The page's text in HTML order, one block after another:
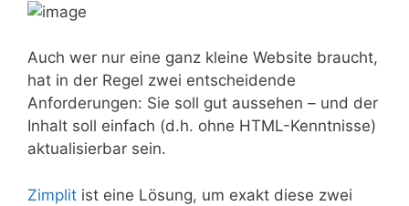
Auch wer nur eine ganz kleine Website braucht,
hat in der Regel zwei entscheidende
Anforderungen: Sie soll gut aussehen – und der
Inhalt soll einfach (d.h. ohne HTML-Kenntnisse)
aktualisierbar sein.
Zimplit ist eine Lösung, um exakt diese zwei